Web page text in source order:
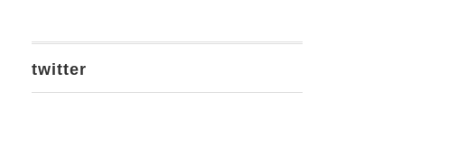
twitter